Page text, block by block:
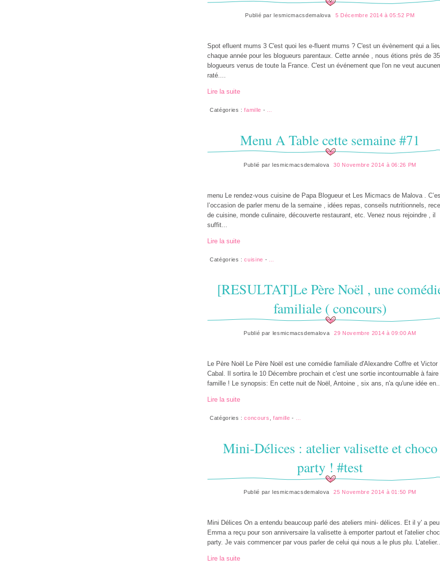
Publié parlesmicmacsdemalova 5 Décembre 2014 à 05:52 PM
Spot efluent mums 3 C'est quoi les e-fluent mums ? C'est un évènement qui a
chaque année pour les blogueurs parentaux. Cette année , nous étions près de
blogueurs venus de toute la France. C'est un événement que l'on ne veut
raté....
Lire la suite
Catégories :famille -
Menu A Table cette semaine #71
Publié parlesmicmacsdemalova 30 Novembre 2014 à 06:26 PM
menu Le rendez-vous cuisine de Papa Blogueur et Les Micmacs de Malova .
l’occasion de parler menu de la semaine , idées repas, conseils nutritionnels,
de cuisine, monde culinaire, découverte restaurant, etc. Venez nous rejoindre , il
suffit...
Lire la suite
Catégories :cuisine -
[RESULTAT]Le Père Noël , une
familiale ( concours)
Publié par lesmicmacsdemalova 29 Novembre 2014 à 09:00 AM
Le Père Noël Le Père Noël est une comédie familiale d'Alexandre Coffre et Victor
Cabal. Il sortira le 10 Décembre prochain et c'est une sortie incontournable à faire
famille ! Le synopsis: En cette nuit de Noël, Antoine , six ans, n'a qu'une idée
Lire la suite
Catégories :concours famille -
Mini-Délices : atelier valisette et choco
party ! #test
Publié parlesmicmacsdemalova 25 Novembre 2014 à 01:50 PM
Mini Délices On a entendu beaucoup parlé des ateliers mini- délices. Et il y' a peu
Emma a reçu pour son anniversaire la valisette à emporter partout et l'atelier
party. Je vais commencer par vous parler de celui qui nous a le plus plu.
Lire la suite